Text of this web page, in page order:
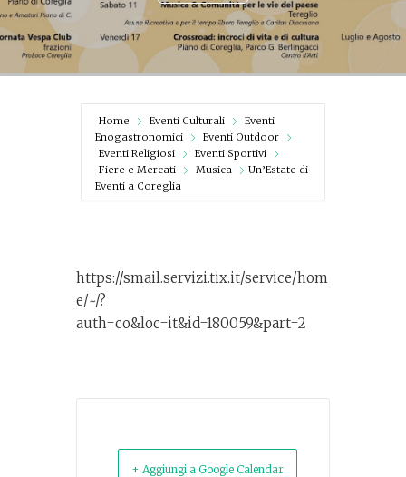
Home Eventi Culturali
Eventi
Enogastronomici
Eventi Outdoor
Eventi Religiosi
Eventi Sportivi
Fiere e Mercati
Musica
Un’Estate di
Eventi a Coreglia
https://smail.servizi.tix.it/service/hom
e/~/?
auth=co&loc=it&id=180059&part=2
+ Aggiungi a Google Calendar